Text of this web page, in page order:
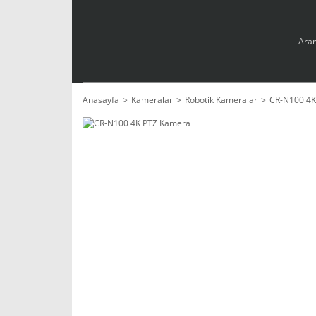
Anasayfa Kameralar Robotik Kameralar
CR-N100